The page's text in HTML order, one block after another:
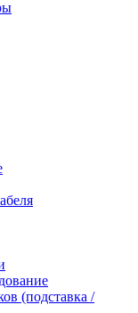
(подставка /